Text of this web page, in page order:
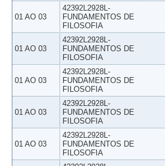
01 AO 03
42392L2928L-
FUNDAMENTOS DE
FILOSOFIA
01 AO 03
42392L2928L-
FUNDAMENTOS DE
FILOSOFIA
01 AO 03
42392L2928L-
FUNDAMENTOS DE
FILOSOFIA
01 AO 03
42392L2928L-
FUNDAMENTOS DE
FILOSOFIA
01 AO 03
42392L2928L-
FUNDAMENTOS DE
FILOSOFIA